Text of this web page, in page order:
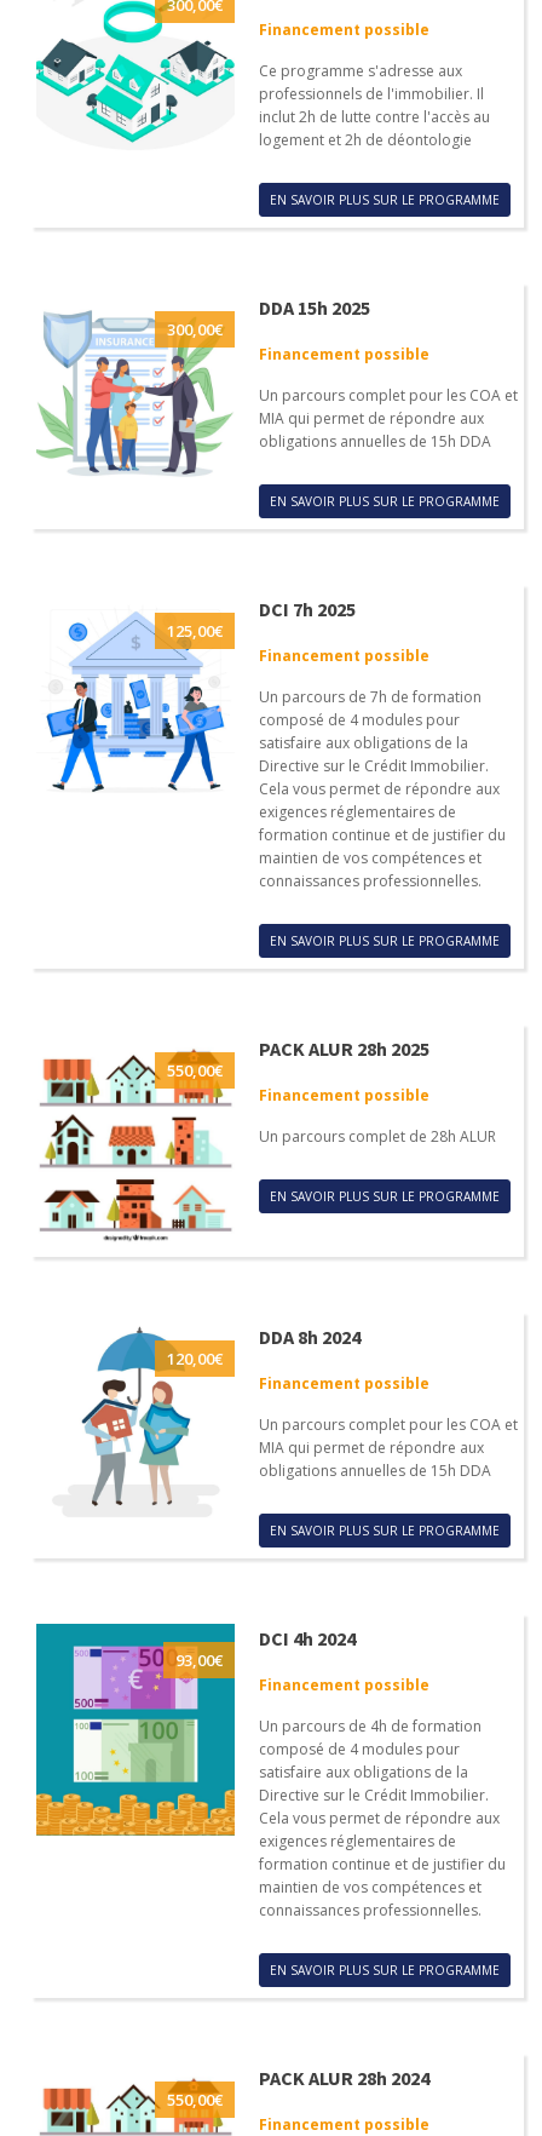
Financement possible
Ce programme s'adresse aux
professionnels de l'immobilier. Il
inclut 2h de lutte contre l'accès au
logement et 2h de déontologie
EN SAVOIR PLUS SUR LE PROGRAMME
300,00€
DDA 15h 2025
Financement possible
Un parcours complet pour les COA et
MIA qui permet de répondre aux
obligations annuelles de 15h DDA
EN SAVOIR PLUS SUR LE PROGRAMME
125,00€
DCI 7h 2025
Financement possible
Un parcours de 7h de formation
composé de 4 modules pour
satisfaire aux obligations de la
Directive sur le Crédit Immobilier.
Cela vous permet de répondre aux
exigences réglementaires de
formation continue et de justifier du
maintien de vos compétences et
connaissances professionnelles.
EN SAVOIR PLUS SUR LE PROGRAMME
550,00€
PACK ALUR 28h 2025
Financement possible
Un parcours complet de 28h ALUR
EN SAVOIR PLUS SUR LE PROGRAMME
120,00€
DDA 8h 2024
Financement possible
Un parcours complet pour les COA et
MIA qui permet de répondre aux
obligations annuelles de 15h DDA
EN SAVOIR PLUS SUR LE PROGRAMME
93,00€
DCI 4h 2024
Financement possible
Un parcours de 4h de formation
composé de 4 modules pour
satisfaire aux obligations de la
Directive sur le Crédit Immobilier.
Cela vous permet de répondre aux
exigences réglementaires de
formation continue et de justifier du
maintien de vos compétences et
connaissances professionnelles.
EN SAVOIR PLUS SUR LE PROGRAMME
550,00€
PACK ALUR 28h 2024
Financement possible